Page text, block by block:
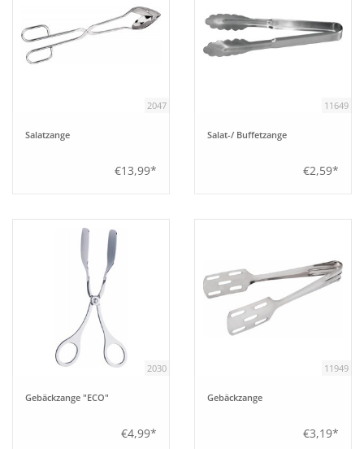
2047
Salatzange
€13,99*
11649
Salat-/ Buffetzange
€2,59*
2030
Gebäckzange "ECO"
€4,99*
11949
Gebäckzange
€3,19*